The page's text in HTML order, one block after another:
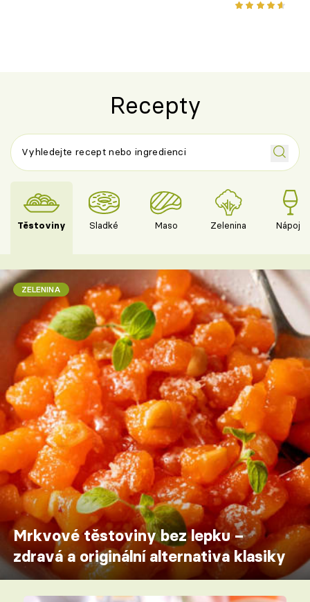
způsob, jak
Recepty
Těstoviny Sladké Maso Zelenina Nápoje
ZELENINA
Mrkvové těstoviny bez lepku –
zdravá a originální alternativa klasiky